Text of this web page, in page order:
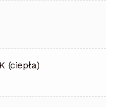
(ciepła)